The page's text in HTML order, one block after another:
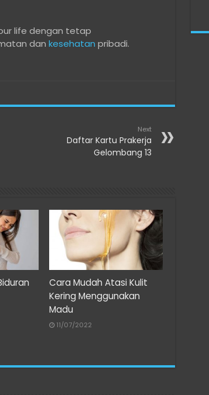
life dengan tetap
dan kesehatan pribadi.
Next
Daftar Kartu Prakerja
Gelombang 13
Cara Mudah Atasi Kulit
Kering Menggunakan
Madu
11/07/2022